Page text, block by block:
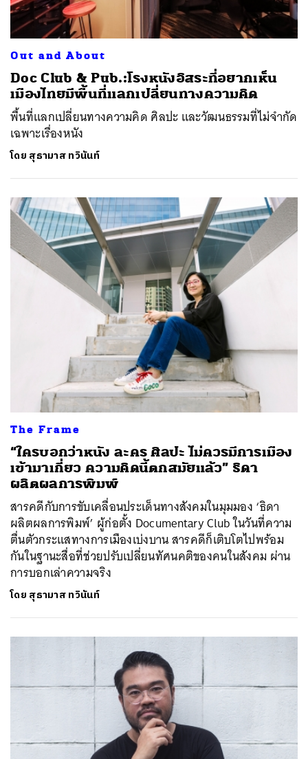
Out and About
Doc Club & Pub.:โรงหนังอิสระที่อยากเห็น
เมืองไทยมีพื้นที่แลกเปลี่ยนทางความคิด
พื้นที่แลกเปลี่ยนทางความคิด ศิลปะ และวัฒนธรรมที่ไม่จำกัด
เฉพาะเรื่องหนัง
โดย สุธามาส ทวินันท์
The Frame
“ใครบอกว่าหนัง ละคร ศิลปะ ไม่ควรมีการเมือง
เข้ามาเกี่ยว ความคิดนี้ตกสมัยแล้ว” ธิดา
ผลิตผลการพิมพ์
สารคดีกับการขับเคลื่อนประเด็นทางสังคมในมุมมอง ‘ธิดา
ผลิตผลการพิมพ์’ ผู้ก่อตั้ง Documentary Club ในวันที่ความ
ตื่นตัวกระแสทางการเมืองเบ่งบาน สารคดีก็เติบโตไปพร้อม
กันในฐานะสื่อที่ช่วยปรับเปลี่ยนทัศนคติของคนในสังคม ผ่าน
การบอกเล่าความจริง
โดย สุธามาส ทวินันท์